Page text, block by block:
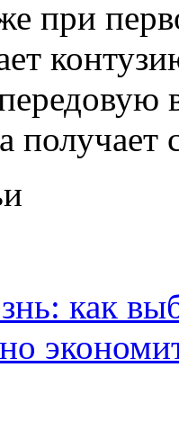
при
получает
как